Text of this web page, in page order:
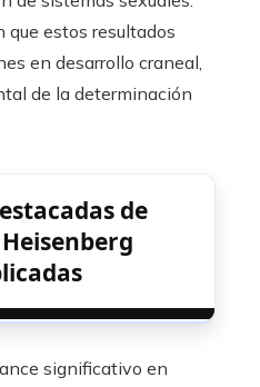
estos resultados
en desarrollo craneal,
de la determinación
de
significativo en